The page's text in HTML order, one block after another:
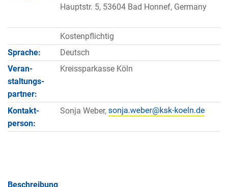
Hauptstr. 5, 53604 Bad Honnef, Germany
Kostenpflichtig
Sprache:
Deutsch
Veran­
staltungs­
partner:
Kreissparkasse Köln
Kontakt­
person:
Sonja Weber,
Beschreibung